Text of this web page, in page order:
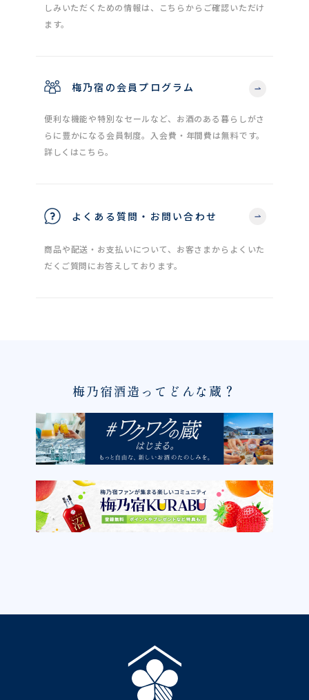
しみいただくための情報は、こちらからご確認いただけ
ます。
梅乃宿の会員プログラム
便利な機能や特別なセールなど、お酒のある暮らしがさ
らに豊かになる会員制度。入会費・年間費は無料です。
詳しくはこちら。
よくある質問・お問い合わせ
商品や配送・お支払いについて、お客さまからよくいた
だくご質問にお答えしております。
梅乃宿酒造ってどんな蔵？